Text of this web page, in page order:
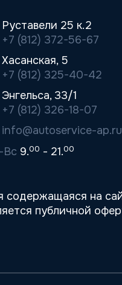
Руставели 25 к.2
+7 (812) 372-56-67
Хасанская, 5
+7 (812) 325-40-42
Энгельса, 33/1
+7 (812) 326-18-07
info@autoservice-ap.ru
Вс 9.00 - 21.00
содержащаяся на
публичной